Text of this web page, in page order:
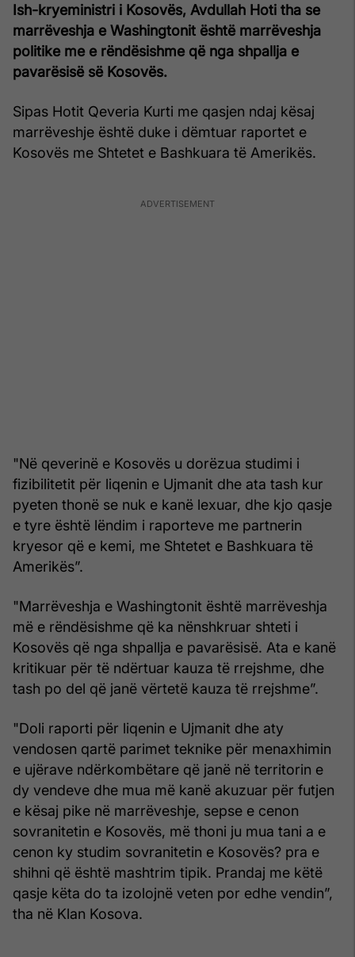
Ish-kryeministri i Kosovës, Avdullah Hoti tha se
marrëveshja e Washingtonit është marrëveshja
politike me e rëndësishme që nga shpallja e
pavarësisë së Kosovës.
Sipas Hotit Qeveria Kurti me qasjen ndaj kësaj
marrëveshje është duke i dëmtuar raportet e
Kosovës me Shtetet e Bashkuara të Amerikës.
"Në qeverinë e Kosovës u dorëzua studimi i
fizibilitetit për liqenin e Ujmanit dhe ata tash kur
pyeten thonë se nuk e kanë lexuar, dhe kjo qasje
e tyre është lëndim i raporteve me partnerin
kryesor që e kemi, me Shtetet e Bashkuara të
Amerikës”.
"Marrëveshja e Washingtonit është marrëveshja
më e rëndësishme që ka nënshkruar shteti i
Kosovës që nga shpallja e pavarësisë. Ata e kanë
kritikuar për të ndërtuar kauza të rrejshme, dhe
tash po del që janë vërtetë kauza të rrejshme”.
"Doli raporti për liqenin e Ujmanit dhe aty
vendosen qartë parimet teknike për menaxhimin
e ujërave ndërkombëtare që janë në territorin e
dy vendeve dhe mua më kanë akuzuar për futjen
e kësaj pike në marrëveshje, sepse e cenon
sovranitetin e Kosovës, më thoni ju mua tani a e
cenon ky studim sovranitetin e Kosovës? pra e
shihni që është mashtrim tipik. Prandaj me këtë
qasje këta do ta izolojnë veten por edhe vendin”,
tha në Klan Kosova.